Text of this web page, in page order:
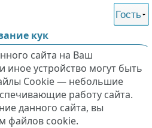
Гость
кук
сайта на Ваш
устройство могут быть
Cookie — небольшие
работу сайта.
данного сайта, вы
файлов cookie.